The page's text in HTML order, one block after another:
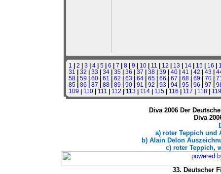
1 | 2 | 3 | 4| 5| 6 | 7 | 8| 9 | 10| 11 | 12 | 13 | 14| 15| 16 |
31 | 32 | 33 | 34| 35| 36 | 37 | 38| 39 | 40| 41 | 42 | 43 |
58| 59 | 60| 61 | 62 | 63 | 64| 65| 66 | 67 | 68| 69 | 70|
85| 86 | 87 | 88| 89 | 90| 91 | 92 | 93 | 94| 95| 96 | 97 |
109 | 110| 111 | 112 | 113 | 114| 115| 116 | 117 | 118| 119
Diva 2006 Der
Diva
a) roter Teppich und
b) Alain Delon
c) roter Teppich,
33. Deutscher